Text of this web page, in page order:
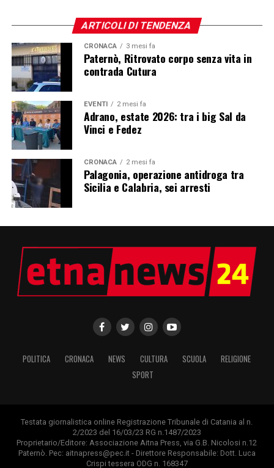
ARTICOLI DI TENDENZA
CRONACA 3 mesi fa
Paternò, Ritrovato corpo senza vita in
contrada Cutura
EVENTI 2 mesi fa
Adrano, estate 2026: tra i big Sal da
Vinci e Fedez
CRONACA 2 mesi fa
Palagonia, operazione antidroga tra
Sicilia e Calabria, sei arresti
POLITICA CRONACA NEWS CULTURA SCUOLA
RELIGIONE
SPORT
Testata giornalistica online Registrazione Tribunale di Catania al n.
2/2023 del 16/03/23 RG n.1487/2023
Proprietario/Editore: Associazione Aitna Press, via G.B. Nicolosi n.12
Paternò. Pec: aitnapress@pec.it - Direttore Responsabile: Dott. Luca
Crispi tessera ODG n. 168347